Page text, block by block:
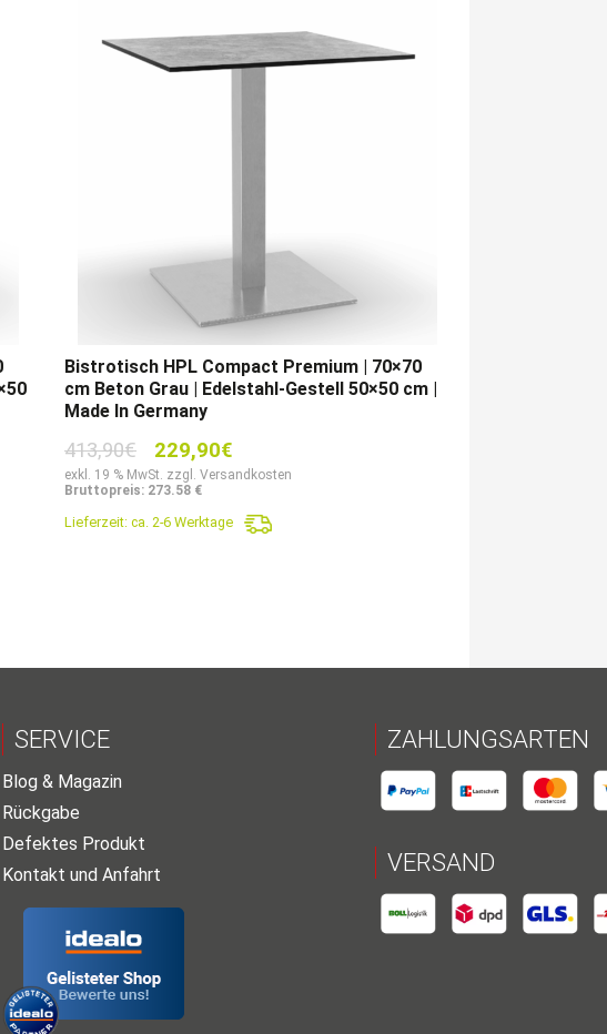
Bistrotisch HPL Compact Premium | 70×70
cm Beton Grau | Edelstahl-Gestell 50×50 cm |
Made In Germany
413,90€
Ursprünglicher
Preis
war:
413,90€
229,90€
Preis
229,90€.
exkl. 19 % MwSt. zzgl. Versandkosten
Bruttopreis: 273.58 €
Lieferzeit: ca. 2-6 Werktage
SERVICE
Blog & Magazin
Rückgabe
Defektes Produkt
Kontakt und Anfahrt
ZAHLUNGSARTEN
VERSAND